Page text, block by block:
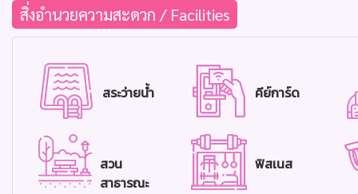
สิ่งอำนวยความสะดวก / Facilities
สระว่ายน้ำ คีย์การ์ด
สวน
สาธารณะ
ฟิสเนส